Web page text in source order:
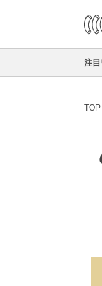
注目
TOP